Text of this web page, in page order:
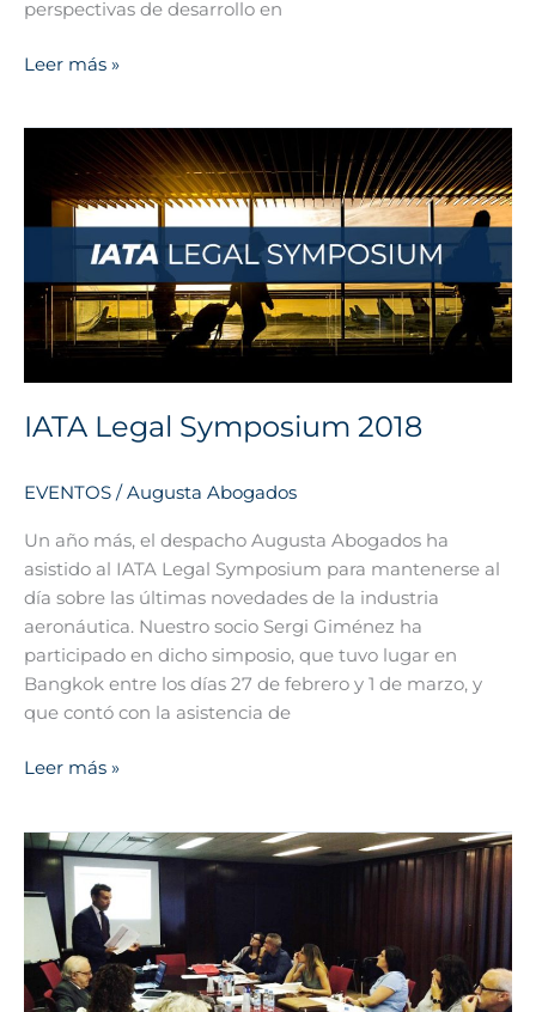
perspectivas de desarrollo en
Leer más »
IATA Legal Symposium 2018
EVENTOS /Augusta Abogados
Un año más, el despacho Augusta Abogados ha
asistido al IATA Legal Symposium para mantenerse al
día sobre las últimas novedades de la industria
aeronáutica. Nuestro socio Sergi Giménez ha
participado en dicho simposio, que tuvo lugar en
Bangkok entre los días 27 de febrero y 1 de marzo, y
que contó con la asistencia de
Symposium
2018
Leer más »
Jornada
informativa
sobre
nuevo
convenio